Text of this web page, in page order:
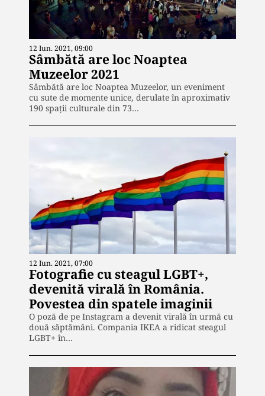
12 Iun. 2021, 09:00
Sâmbătă are loc Noaptea
Muzeelor 2021
Sâmbătă are loc Noaptea Muzeelor, un eveniment
cu sute de momente unice, derulate în aproximativ
190 spații culturale din 73…
12 Iun. 2021, 07:00
Fotografie cu steagul LGBT+,
devenită virală în România.
Povestea din spatele imaginii
O poză de pe Instagram a devenit virală în urmă cu
două săptămâni. Compania IKEA a ridicat steagul
LGBT+ în…